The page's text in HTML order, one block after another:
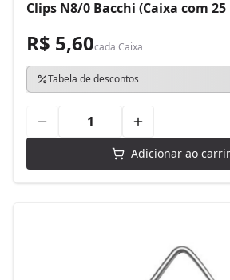
Clips N8/0 Bacchi (Caixa com
R$ 5,60cada Caixa
Tabela de descontos
Adicionar ao